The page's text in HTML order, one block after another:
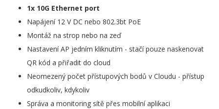
1x 10G Ethernet port
Napájení 12 V DC nebo 802.3bt PoE
Montáž na strop nebo na zeď
Nastavení AP jedním kliknutím - stačí pouze naskenovat
QR kód a přiřadit do cloud
Neomezený počet přístupových bodů v Cloudu - přístup
odkudkoliv, kdykoliv
Správa a monitoring sítě přes mobilní aplikaci